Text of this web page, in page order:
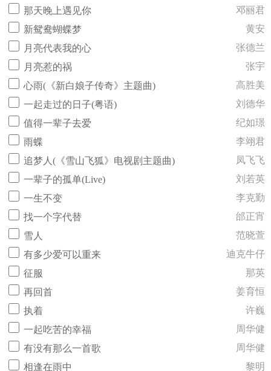
那天晚上遇见你
邓丽君
新鸳鸯蝴蝶梦
黄安
月亮代表我的心
张德兰
月亮惹的祸
张宇
心雨(《新白娘子传奇》主题曲)
高胜美
一起走过的日子(粤语)
刘德华
值得一辈子去爱
纪如璟
雨蝶
李翊君
追梦人(《雪山飞狐》电视剧主题曲)
凤飞飞
一辈子的孤单(Live)
刘若英
一生不变
李克勤
找一个字代替
邰正宵
雪人
范晓萱
有多少爱可以重来
迪克牛仔
征服
那英
再回首
姜育恒
执着
许巍
一起吃苦的幸福
周华健
有没有那么一首歌
周华健
相逢在雨中
黎明